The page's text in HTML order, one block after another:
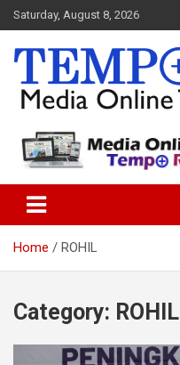
Skip
to
content
Saturday, August 8, 2026
Tempo Riau
Home ROHIL
Category: ROHIL